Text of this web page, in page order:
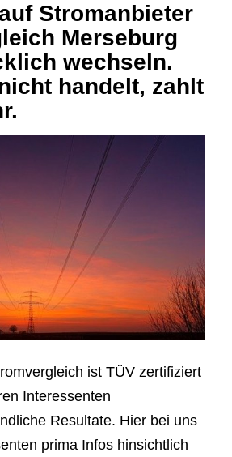
Stromanbieter
Merseburg
wechseln.
handelt, zahlt
ist TÜV zertifiziert
Interessenten
Resultate. Hier bei uns
prima Infos hinsichtlich